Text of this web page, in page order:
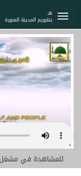
هـ
بتقويم المدينة المنورة
للمشاهدة في مشغل